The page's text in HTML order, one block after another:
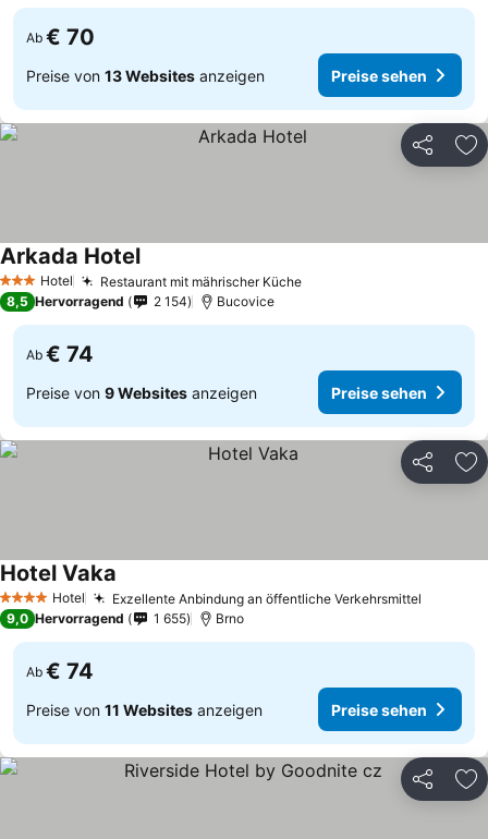
Ab € 70
Preise von 13 Websites anzeigen Preise sehen
Teilen
3 SterneHotel Restaurant mit mährischer Küche
Arkada Hotel
8,5 Hervorragend 2 154 Bucovice
Ab € 74
Preise von 9 Websites anzeigen Preise sehen
Teilen
4 Sterne Hotel Exzellente Anbindung an öffentliche Verkehrsmittel
Hotel Vaka
9,0 Hervorragend 1 655 Brno
Ab € 74
Preise von 11 Websites anzeigen Preise sehen
Teilen